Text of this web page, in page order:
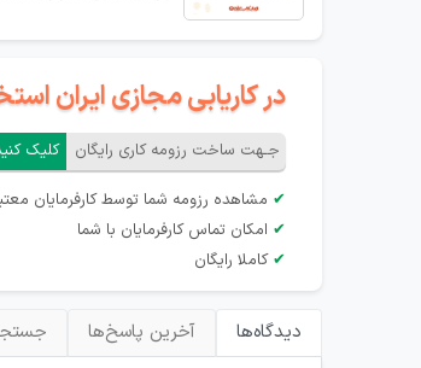
در کاریابی مجازی ایران
جـهت ساخت رزومه کاری رایگان کلیک
✔ مشاهده رزومه شما توسط کارفرمایان
✔ امکان تماس کارفرمایان با شما
✔ کاملا رایگان
دیدگاه‌ها آخرین پاسخ‌ها